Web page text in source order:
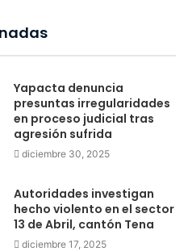
Yapacta denuncia
presuntas irregularidades
en proceso judicial tras
agresión sufrida
diciembre 30, 2025
Autoridades investigan
hecho violento en el sector
13 de Abril, cantón Tena
diciembre 17, 2025